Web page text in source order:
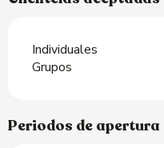
Individuales
Grupos
Periodos de apertura